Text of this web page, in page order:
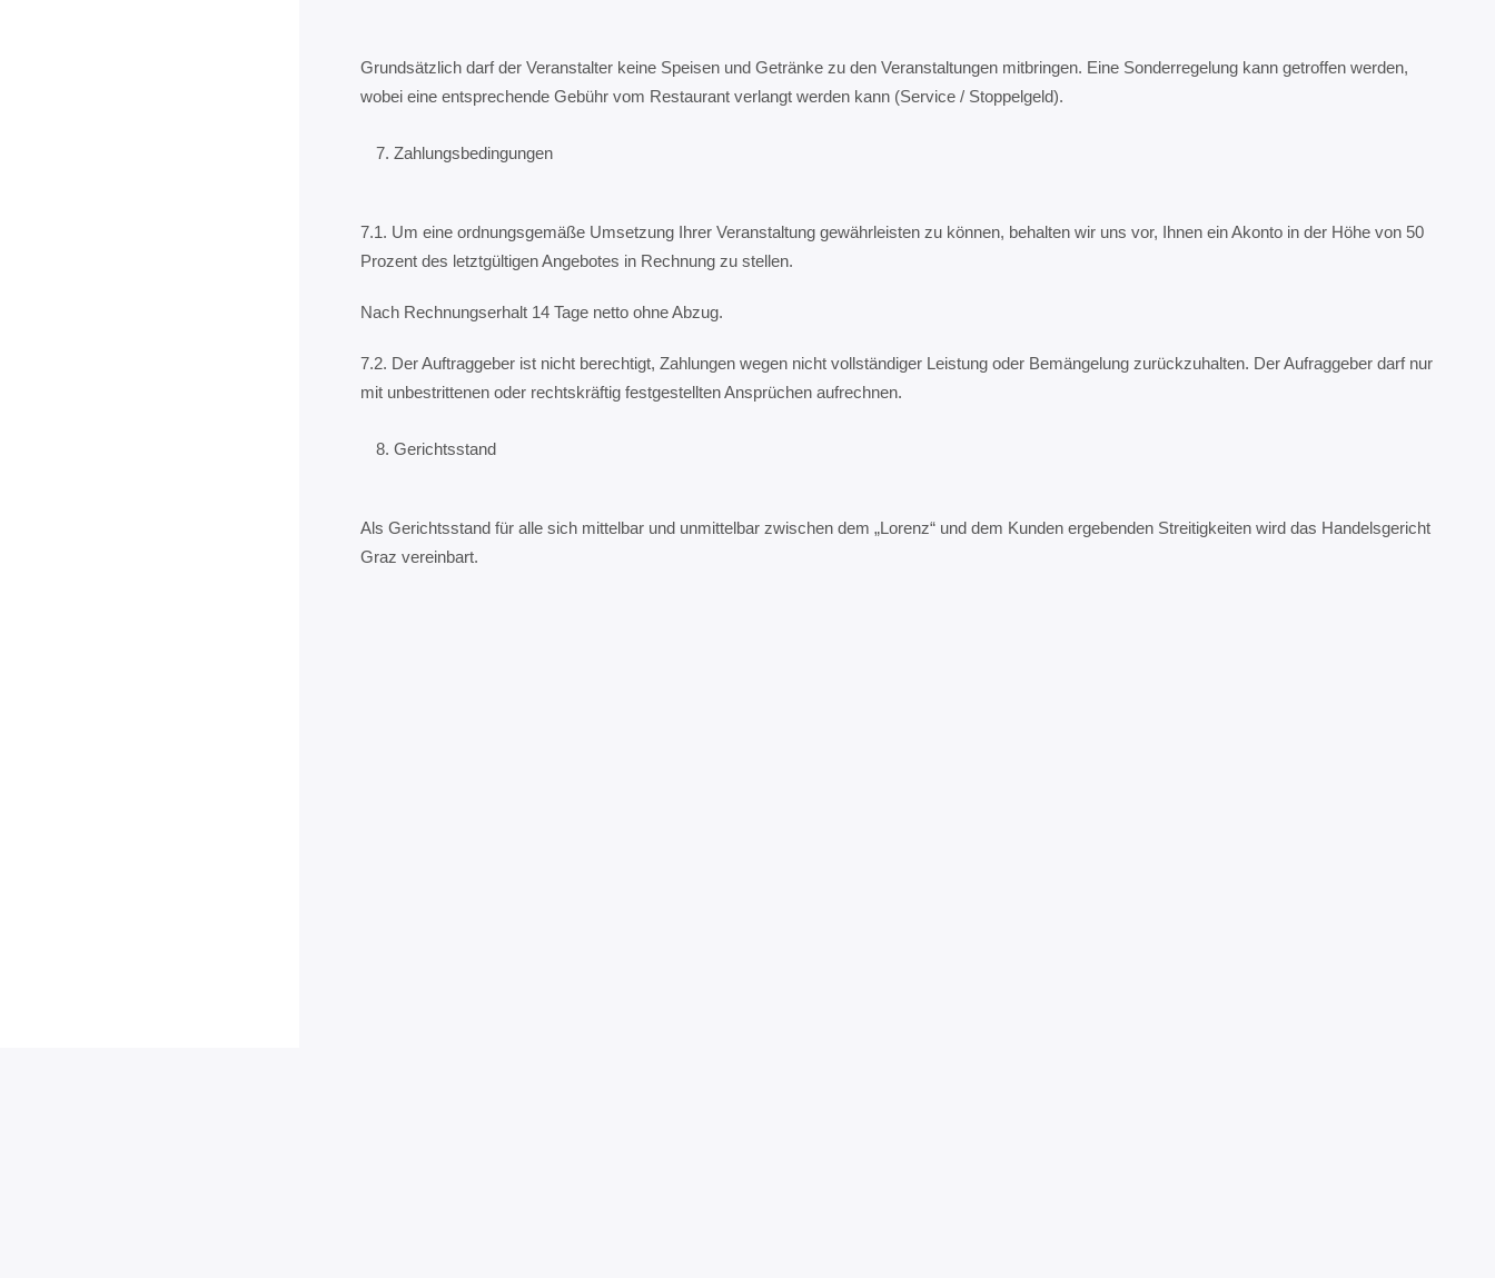
Grundsätzlich darf der Veranstalter keine Speisen und Getränke zu den Veranstaltungen mitbringen. Eine Sonderregelung kann getroffen werden,
wobei eine entsprechende Gebühr vom Restaurant verlangt werden kann (Service / Stoppelgeld).
Zahlungsbedingungen
7.1. Um eine ordnungsgemäße Umsetzung Ihrer Veranstaltung gewährleisten zu können, behalten wir uns vor, Ihnen ein Akonto in der Höhe von 50
Prozent des letztgültigen Angebotes in Rechnung zu stellen.
Nach Rechnungserhalt 14 Tage netto ohne Abzug.
7.2. Der Auftraggeber ist nicht berechtigt, Zahlungen wegen nicht vollständiger Leistung oder Bemängelung zurückzuhalten. Der Aufraggeber darf nur
mit unbestrittenen oder rechtskräftig festgestellten Ansprüchen aufrechnen.
Gerichtsstand
Als Gerichtsstand für alle sich mittelbar und unmittelbar zwischen dem „Lorenz“ und dem Kunden ergebenden Streitigkeiten wird das Handelsgericht
Graz vereinbart.